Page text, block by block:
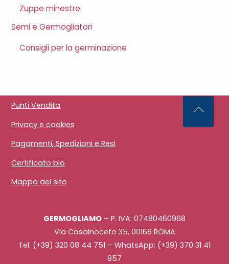
Zuppe minestre
Semi e Germogliatori
Consigli per la germinazione
Punti Vendita
Privacy e cookies
Pagamenti, Spedizioni e Resi
Certificato bio
Mappa del sito
GERMOGLIAMO – P. IVA: 07480460968
Via Casalnoceto 35, 00166 ROMA
Tel: (+39) 320 08 44 751 – WhatsApp: (+39) 370 31 41
857